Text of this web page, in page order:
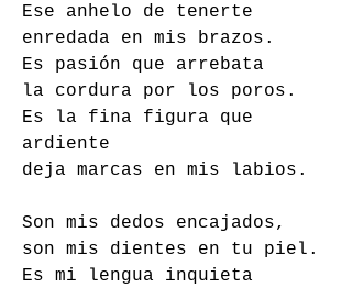
Ese anhelo de tenerte
enredada en mis brazos.
Es pasión que arrebata
la cordura por los poros.
Es la fina figura que
ardiente
deja marcas en mis labios.
Son mis dedos encajados,
son mis dientes en tu piel.
Es mi lengua inquieta